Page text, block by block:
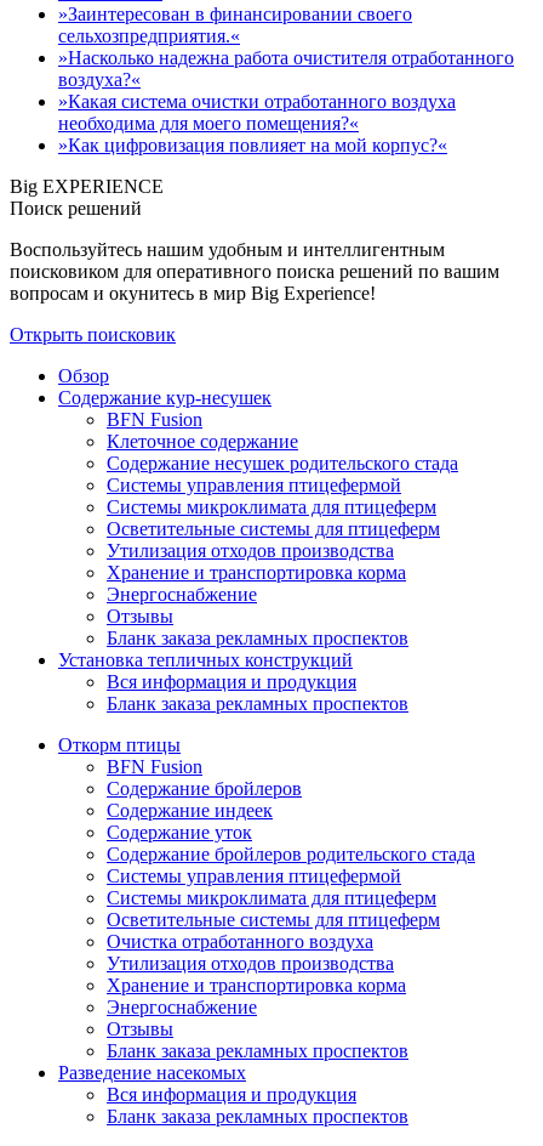
»Заинтересован в финансировании своего
сельхозпредприятия.«
»Насколько надежна работа очистителя отработанного
воздуха?«
»Какая система очистки отработанного воздуха
необходима для моего помещения?«
»Как цифровизация повлияет на мой корпус?«
Big EXPERIENCE
Поиск решений
Воспользуйтесь нашим удобным и интеллигентным
поисковиком для оперативного поиска решений по вашим
вопросам и окунитесь в мир Big Experience!
Открыть поисковик
Обзор
Содержание кур-несушек
BFN Fusion
Клеточное содержание
Содержание несушек родительского стада
Системы управления птицефермой
Системы микроклимата для птицеферм
Осветительные системы для птицеферм
Утилизация отходов производства
Хранение и транспортировка корма
Энергоснабжение
Отзывы
Бланк заказа рекламных проспектов
Установка тепличных конструкций
Вся информация и продукция
Бланк заказа рекламных проспектов
Откорм птицы
BFN Fusion
Содержание бройлеров
Содержание индеек
Содержание уток
Содержание бройлеров родительского стада
Системы управления птицефермой
Системы микроклимата для птицеферм
Осветительные системы для птицеферм
Очистка отработанного воздуха
Утилизация отходов производства
Хранение и транспортировка корма
Энергоснабжение
Отзывы
Бланк заказа рекламных проспектов
Разведение насекомых
Вся информация и продукция
Бланк заказа рекламных проспектов